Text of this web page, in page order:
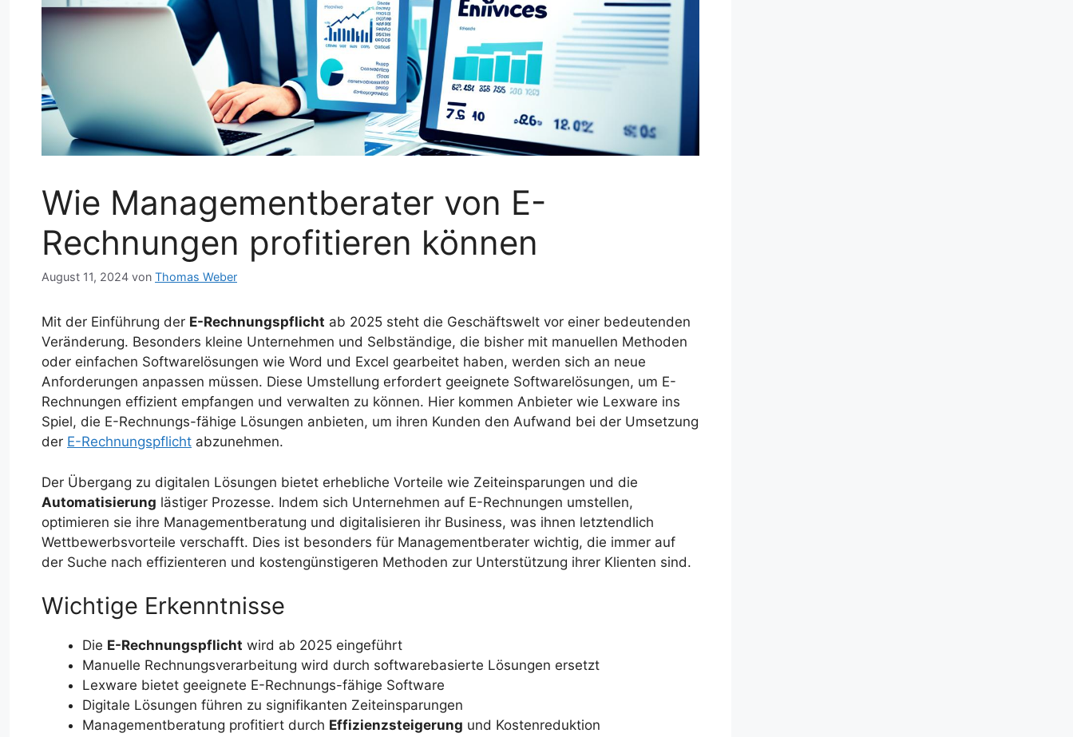
Wie Managementberater von E-
Rechnungen profitieren können
August 11, 2024 von Thomas Weber
Mit der Einführung der E-Rechnungspflicht ab 2025 steht die Geschäftswelt vor einer bedeutenden
Veränderung. Besonders kleine Unternehmen und Selbständige, die bisher mit manuellen Methoden
oder einfachen Softwarelösungen wie Word und Excel gearbeitet haben, werden sich an neue
Anforderungen anpassen müssen. Diese Umstellung erfordert geeignete Softwarelösungen, um E-
Rechnungen effizient empfangen und verwalten zu können. Hier kommen Anbieter wie Lexware ins
Spiel, die E-Rechnungs-fähige Lösungen anbieten, um ihren Kunden den Aufwand bei der Umsetzung
der E-Rechnungspflicht abzunehmen.
Der Übergang zu digitalen Lösungen bietet erhebliche Vorteile wie Zeiteinsparungen und die
Automatisierung lästiger Prozesse. Indem sich Unternehmen auf E-Rechnungen umstellen,
optimieren sie ihre Managementberatung und digitalisieren ihr Business, was ihnen letztendlich
Wettbewerbsvorteile verschafft. Dies ist besonders für Managementberater wichtig, die immer auf
der Suche nach effizienteren und kostengünstigeren Methoden zur Unterstützung ihrer Klienten sind.
Wichtige Erkenntnisse
Die E-Rechnungspflicht wird ab 2025 eingeführt
Manuelle Rechnungsverarbeitung wird durch softwarebasierte Lösungen ersetzt
Lexware bietet geeignete E-Rechnungs-fähige Software
Digitale Lösungen führen zu signifikanten Zeiteinsparungen
Managementberatung profitiert durch Effizienzsteigerung und Kostenreduktion